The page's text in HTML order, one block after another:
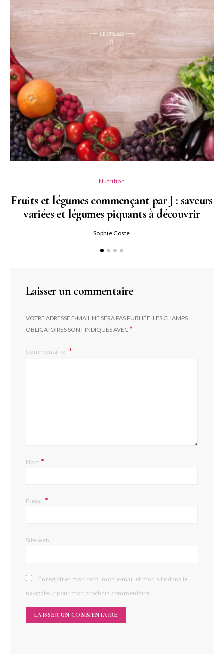
Nutrition
Fruits et légumes commençant par J : saveurs
variées et légumes piquants à découvrir
Sophie Coste
Laisser un commentaire
VOTRE ADRESSE E-MAIL NE SERA PAS PUBLIÉE. LES CHAMPS
OBLIGATOIRES SONT INDIQUÉS AVEC*
Commentaire
Nom*
E-mail*
Site web
Enregistrer mon nom, mon e-mail et mon site dans le
navigateur pour mon prochain commentaire.